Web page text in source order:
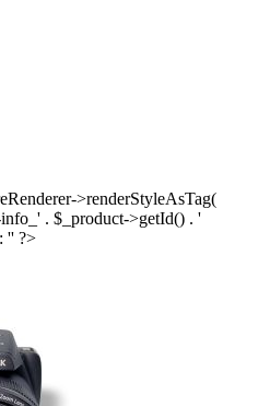
>renderStyleAsTag(
. $_product->getId() . '
'' ?>